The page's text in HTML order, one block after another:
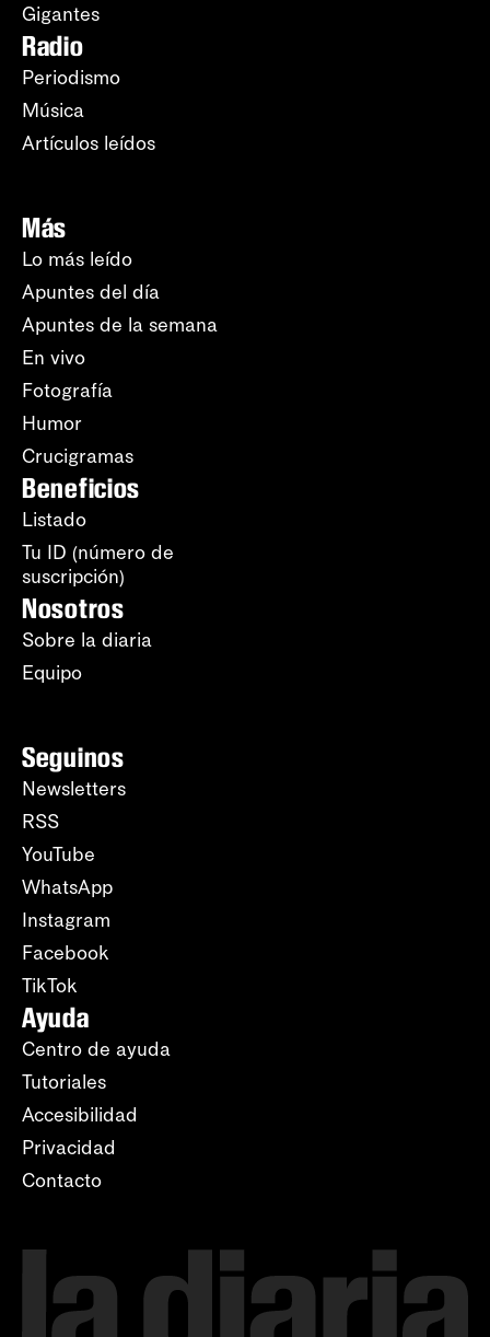
Gigantes
Radio
Periodismo
Música
Artículos leídos
Más
Lo más leído
Apuntes del día
Apuntes de la semana
En vivo
Fotografía
Humor
Crucigramas
Beneficios
Listado
Tu ID (número de
suscripción)
Nosotros
Sobre la diaria
Equipo
Seguinos
Newsletters
RSS
YouTube
WhatsApp
Instagram
Facebook
TikTok
Ayuda
Centro de ayuda
Tutoriales
Accesibilidad
Privacidad
Contacto